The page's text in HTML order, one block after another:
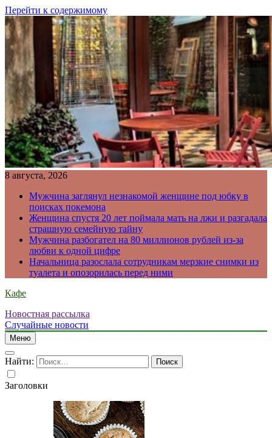
Перейти к содержимому
8 августа, 2026
Мужчина заглянул незнакомой женщине под юбку в
поисках покемона
Женщина спустя 20 лет поймала мать на лжи и разгадала
страшную семейную тайну
Мужчина разбогател на 80 миллионов рублей из-за
любви к одной цифре
Начальница разослала сотрудникам мерзкие снимки из
туалета и опозорилась перед ними
Кафе
Новостная рассылка
Случайные новости
Меню
Найти:
Заголовки